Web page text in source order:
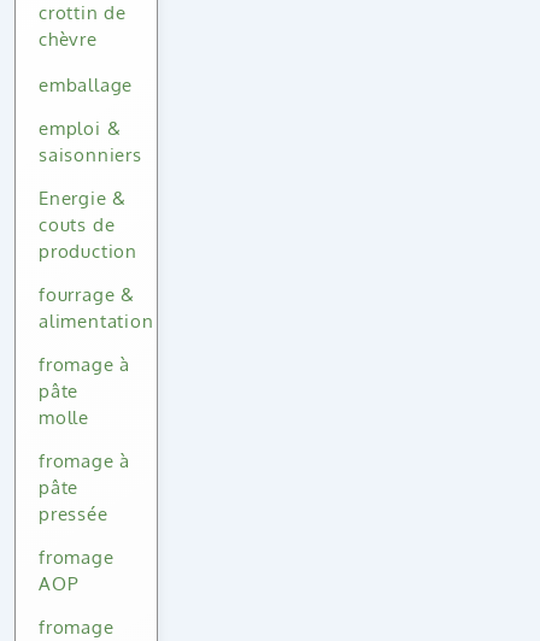
crottin de
chèvre
emballage
emploi &
saisonniers
Energie &
couts de
production
fourrage &
alimentation
fromage à
pâte
molle
fromage à
pâte
pressée
fromage
AOP
fromage